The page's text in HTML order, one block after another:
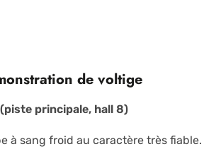
de voltige
principale, hall 8)
à sang froid au caractère très fiable.